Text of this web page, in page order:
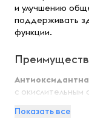
и улучшению
поддерживать
функции.
с
организма.
Показать все